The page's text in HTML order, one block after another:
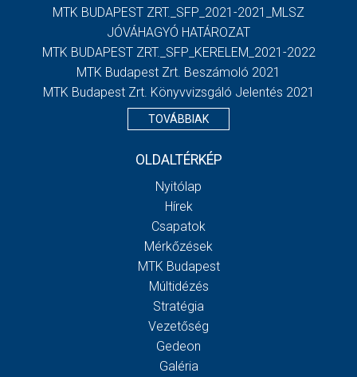
MTK BUDAPEST ZRT._SFP_2021-2021_MLSZ
JÓVÁHAGYÓ HATÁROZAT
MTK BUDAPEST ZRT._SFP_KERELEM_2021-2022
MTK Budapest Zrt. Beszámoló 2021
MTK Budapest Zrt. Könyvvizsgáló Jelentés 2021
TOVÁBBIAK
OLDALTÉRKÉP
Nyitólap
Hírek
Csapatok
Mérkőzések
MTK Budapest
Múltidézés
Stratégia
Vezetőség
Gedeon
Galéria